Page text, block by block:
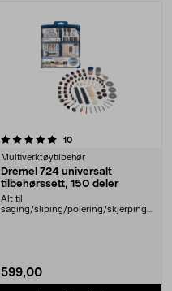
10anmeldelser
Multiverktøytilbehør
Dremel 724 universalt
tilbehørssett, 150 deler
Alt til
saging/sliping/polering/skjerping
599,00